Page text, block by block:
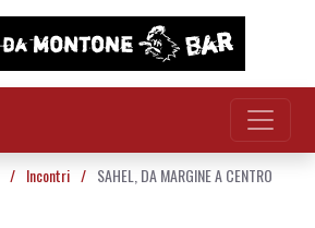
/ Incontri / SAHEL, DA MARGINE A CENTRO